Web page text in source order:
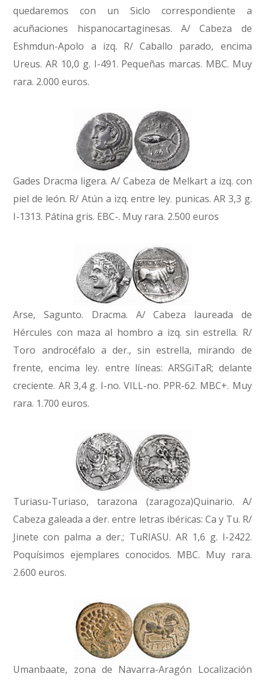
quedaremos con un Siclo correspondiente a
acuñaciones hispanocartaginesas. A/ Cabeza de
Eshmdun-Apolo a izq. R/ Caballo parado, encima
Ureus. AR 10,0 g. I-491. Pequeñas marcas. MBC. Muy
rara. 2.000 euros.
Gades Dracma ligera. A/ Cabeza de Melkart a izq. con
piel de león. R/ Atún a izq. entre ley. punicas. AR 3,3 g.
I-1313. Pátina gris. EBC-. Muy rara. 2.500 euros
Arse, Sagunto. Dracma. A/ Cabeza laureada de
Hércules con maza al hombro a izq. sin estrella. R/
Toro androcéfalo a der., sin estrella, mirando de
frente, encima ley. entre líneas: ARSGiTaR; delante
creciente. AR 3,4 g. I-no. VILL-no. PPR-62. MBC+. Muy
rara. 1.700 euros.
Turiasu-Turiaso, tarazona (zaragoza)Quinario. A/
Cabeza galeada a der. entre letras ibéricas: Ca y Tu. R/
Jinete con palma a der.; TuRIASU. AR 1,6 g. I-2422.
Poquísimos ejemplares conocidos. MBC. Muy rara.
2.600 euros.
Umanbaate, zona de Navarra-Aragón Localización